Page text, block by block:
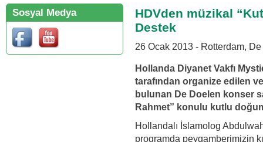
Sosyal Medya
HDVden müzikal
Destek
26 Ocak 2013 - Rotterdam,
Hollanda Diyanet Vakfı
tarafından organize edilen
bulunan De Doelen konser
Rahmet” konulu kutlu
Hollandalı İslamolog
programda peygamberimizin